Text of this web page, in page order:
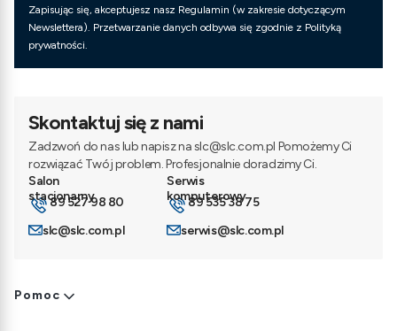
Zapisując się, akceptujesz nasz Regulamin (w zakresie dotyczącym
Newslettera). Przetwarzanie danych odbywa się zgodnie z Polityką
prywatności.
Skontaktuj się z nami
Zadzwoń do nas lub napisz na slc@slc.com.pl Pomożemy Ci
rozwiązać Twój problem. Profesjonalnie doradzimy Ci.
89 527 98 80
89 535 38 75
slc@slc.com.pl
serwis@slc.com.pl
Linki w stopce
Pomoc